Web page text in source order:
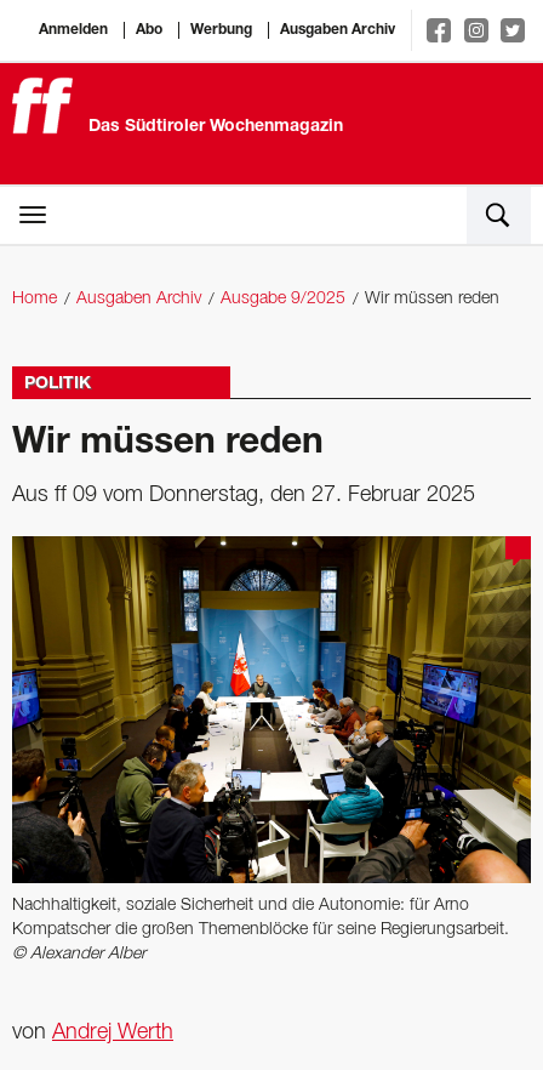
Anmelden Abo Werbung Ausgaben Archiv
Das Südtiroler Wochenmagazin
Home Ausgaben Archiv Ausgabe 9/2025 Wir müssen reden
POLITIK
Wir müssen reden
Aus ff 09 vom Donnerstag, den 27. Februar 2025
Nachhaltigkeit, soziale Sicherheit und die Autonomie: für Arno
Kompatscher die großen Themenblöcke für seine Regierungsarbeit.
© Alexander Alber
von Andrej Werth